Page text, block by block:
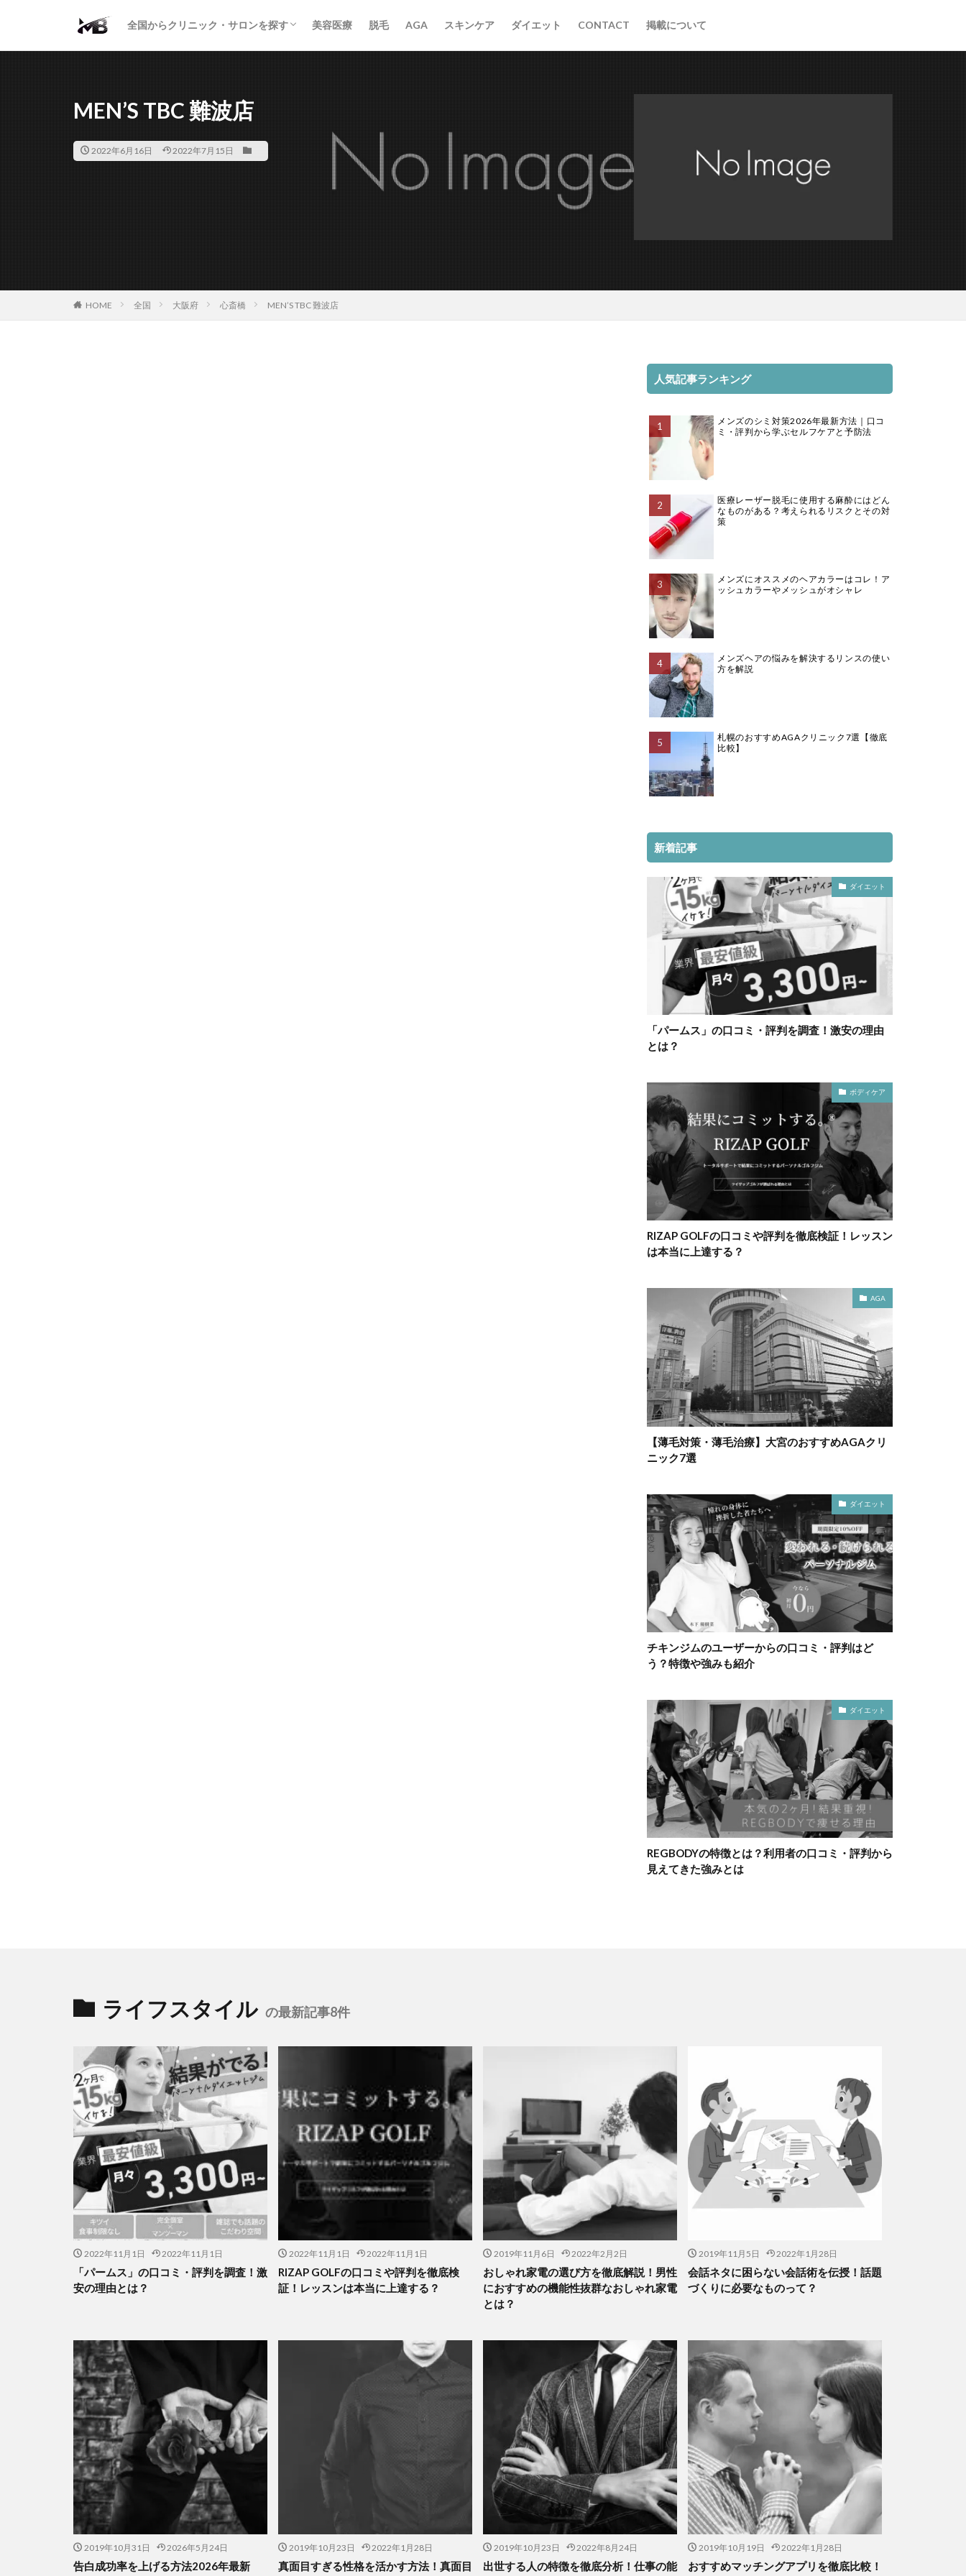
全国からクリニック・サロンを探す
二重・まぶた
鼻の形
小顔・輪郭
痩身・医療ダイエット
肌の悩み・スキンケア
わきが・多汗症
AGA
包茎・ED
医療脱毛
脱毛サロン
パーソナルジム
美容医療 脱毛 AGA スキンケア ダイエット CONTACT 掲載について
MEN’S TBC 難波店
2022年6月16日 2022年7月15日
HOME 全国 大阪府 心斎橋 MEN’S TBC 難波店
人気記事ランキング
メンズのシミ対策2026年最新方法｜口コ
ミ・評判から学ぶセルフケアと予防法
医療レーザー脱毛に使用する麻酔にはどん
なものがある？考えられるリスクとその対
策
メンズにオススメのヘアカラーはコレ！ア
ッシュカラーやメッシュがオシャレ
メンズヘアの悩みを解決するリンスの使い
方を解説
札幌のおすすめAGAクリニック7選【徹底
比較】
新着記事
ダイエット
「パームス」の口コミ・評判を調査！激安の理由
とは？
ボディケア
RIZAP GOLFの口コミや評判を徹底検証！レッスン
は本当に上達する？
AGA
【薄毛対策・薄毛治療】大宮のおすすめAGAクリ
ニック7選
ダイエット
チキンジムのユーザーからの口コミ・評判はど
う？特徴や強みも紹介
ダイエット
REGBODYの特徴とは？利用者の口コミ・評判から
見えてきた強みとは
ライフスタイル の最新記事8件
2022年11月1日 2022年11月1日
「パームス」の口コミ・評判を調査！激
安の理由とは？
2022年11月1日 2022年11月1日
RIZAP GOLFの口コミや評判を徹底検
証！レッスンは本当に上達する？
2019年11月6日 2022年2月2日
おしゃれ家電の選び方を徹底解説！男性
におすすめの機能性抜群なおしゃれ家電
とは？
2019年11月5日 2022年1月28日
会話ネタに困らない会話術を伝授！話題
づくりに必要なものって？
2019年10月31日 2026年5月24日
告白成功率を上げる方法2026年最新
2019年10月23日 2022年1月28日
真面目すぎる性格を活かす方法！真面目
2019年10月23日 2022年8月24日
出世する人の特徴を徹底分析！仕事の能
2019年10月19日 2022年1月28日
おすすめマッチングアプリを徹底比較！